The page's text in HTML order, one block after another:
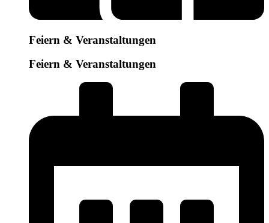
Feiern & Veranstaltungen
Feiern & Veranstaltungen